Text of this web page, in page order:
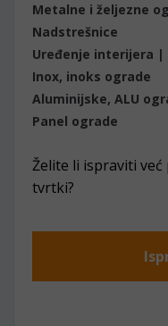
Metalne i željezne
Nadstrešnice
Uređenje interijera
Inox, inoks ograde
Aluminijske, ALU
Panel ograde
Želite li ispraviti
tvrtki?